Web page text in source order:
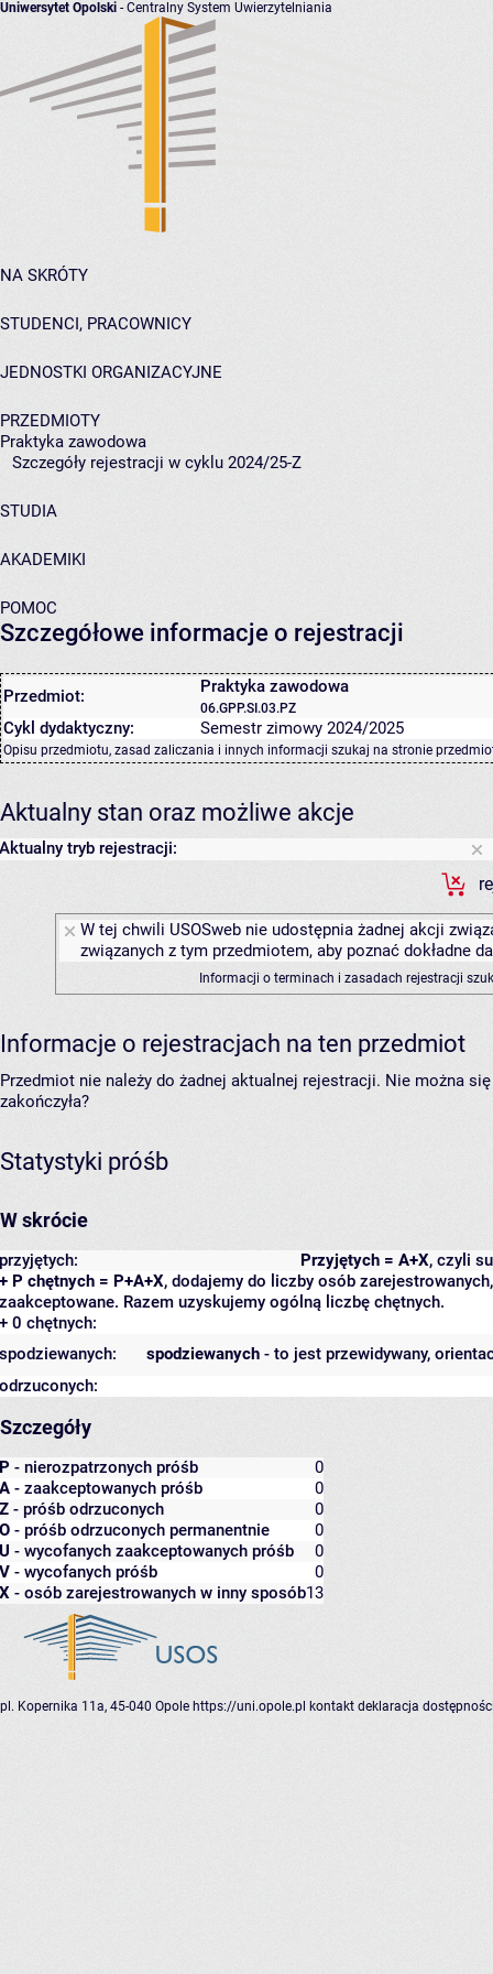
Uniwersytet Opolski - Centralny System Uwierzytelniania
NA SKRÓTY
STUDENCI, PRACOWNICY
JEDNOSTKI ORGANIZACYJNE
PRZEDMIOTY
Praktyka zawodowa
Szczegóły rejestracji w cyklu 2024/25-Z
STUDIA
AKADEMIKI
POMOC
Szczegółowe informacje o rejestracji
Przedmiot: Praktyka zawodowa
06.GPP.SI.03.PZ
Cykl dydaktyczny: Semestr zimowy 2024/2025
Opisu przedmiotu, zasad zaliczania i innych informacji szukaj na stronie
Aktualny stan oraz możliwe akcje
Aktualny tryb rejestracji:
W tej chwili USOSweb nie udostępnia żadnej akcji
związanych z tym przedmiotem, aby poznać dokładne
Informacji o terminach i zasadach rejestracji
Informacje o rejestracjach na ten przedmiot
Przedmiot nie należy do żadnej aktualnej rejestracji. Nie można
zakończyła?
Statystyki próśb
W skrócie
Przyjętych = A+X, czyli
przyjętych:
+ P chętnych = P+A+X, dodajemy do liczby osób
zaakceptowane. Razem uzyskujemy ogólną liczbę chętnych.
+ 0 chętnych:
spodziewanych - to jest przewidywany,
spodziewanych:
odrzuconych:
Szczegóły
P - nierozpatrzonych próśb
0
A - zaakceptowanych próśb
0
Z - próśb odrzuconych
0
O - próśb odrzuconych permanentnie
0
U - wycofanych zaakceptowanych próśb
0
V - wycofanych próśb
0
X - osób zarejestrowanych w inny sposób13
pl. Kopernika 11a, 45-040 Opole https://uni.opole.pl kontakt deklaracja